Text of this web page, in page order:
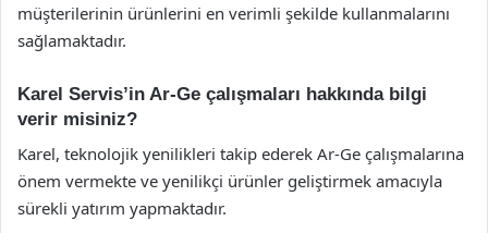
müşterilerinin ürünlerini en verimli şekilde kullanmalarını
sağlamaktadır.
Karel Servis’in Ar-Ge çalışmaları hakkında bilgi
verir misiniz?
Karel, teknolojik yenilikleri takip ederek Ar-Ge çalışmalarına
önem vermekte ve yenilikçi ürünler geliştirmek amacıyla
sürekli yatırım yapmaktadır.